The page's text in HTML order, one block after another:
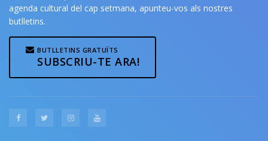
agenda cultural del cap setmana, apunteu-vos als nostres
butlletins.
BUTLLETINS GRATUÏTS
SUBSCRIU-TE ARA!